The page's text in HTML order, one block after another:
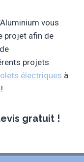
vous
projet afin de
projets
électriques à
gratuit !